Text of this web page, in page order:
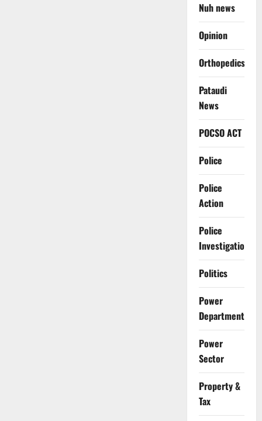
Nuh news
Opinion
Orthopedics
Pataudi
News
POCSO ACT
Police
Police
Action
Police
Investigation
Politics
Power
Department
Power
Sector
Property &
Tax